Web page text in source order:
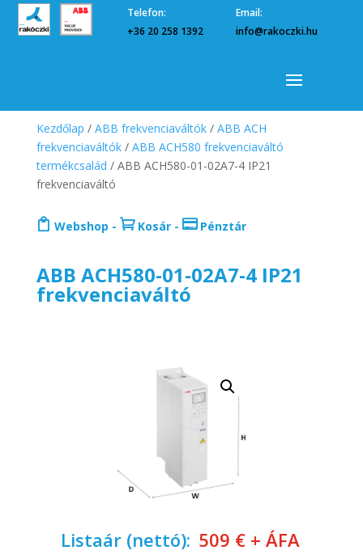
Telefon:
+36 20 258 1392
Email:
info@rakoczki.hu
Kezdőlap / ABB frekvenciaváltók/ ABB ACH
frekvenciaváltók/ ABB ACH580 frekvenciaváltó
termékcsalád / ABB ACH580-01-02A7-4 IP21
frekvenciaváltó
ABB ACH580-01-02A7-4 IP21
frekvenciaváltó
 Webshop - Kosár- Pénztár
Listaár (nettó): 509 € + ÁFA